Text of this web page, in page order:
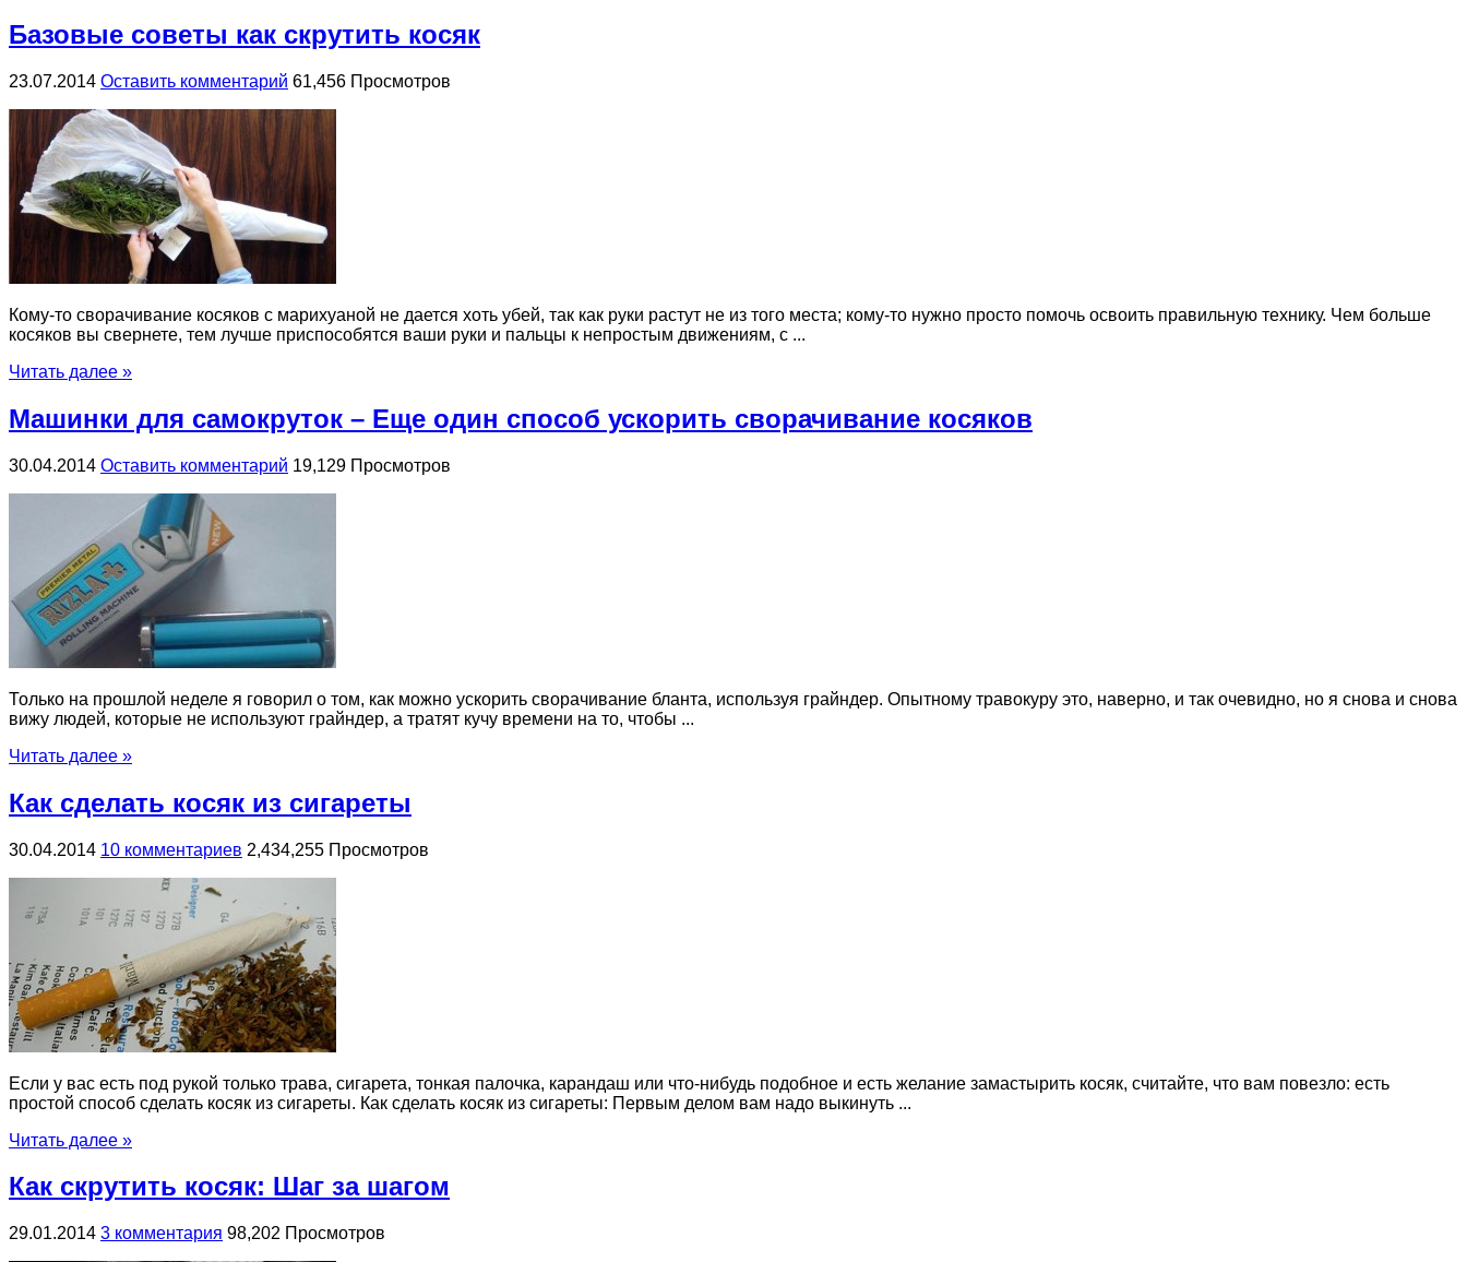
Базовые советы как скрутить косяк
23.07.2014 Оставить комментарий 61,456 Просмотров
Кому-то сворачивание косяков с марихуаной не дается хоть убей, так как руки растут не из того места; кому-то нужно просто помочь освоить правильную технику. Чем больше
косяков вы свернете, тем лучше приспособятся ваши руки и пальцы к непростым движениям, с ...
Читать далее »
Машинки для самокруток – Еще один способ ускорить сворачивание косяков
30.04.2014 Оставить комментарий 19,129 Просмотров
Только на прошлой неделе я говорил о том, как можно ускорить сворачивание бланта, используя грайндер. Опытному травокуру это, наверно, и так очевидно, но я снова и снова
вижу людей, которые не используют грайндер, а тратят кучу времени на то, чтобы ...
Читать далее »
Как сделать косяк из сигареты
30.04.2014 10 комментариев 2,434,255 Просмотров
Если у вас есть под рукой только трава, сигарета, тонкая палочка, карандаш или что-нибудь подобное и есть желание замастырить косяк, считайте, что вам повезло: есть
простой способ сделать косяк из сигареты. Как сделать косяк из сигареты: Первым делом вам надо выкинуть ...
Читать далее »
Как скрутить косяк: Шаг за шагом
29.01.2014 3 комментария 98,202 Просмотров